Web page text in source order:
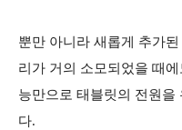
뿐만 아니라 새롭게 추가
리가 거의 소모되었을 때
능만으로 태블릿의 전원을
다.